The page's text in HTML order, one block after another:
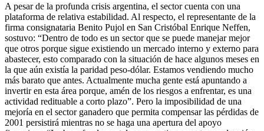
A pesar de la profunda crisis argentina, el sector cuenta con una
plataforma de relativa estabilidad. Al respecto, el representante de la
firma consignataria Benito Pujol en San Cristóbal Enrique Neffen,
sostuvo: “Dentro de todo es un sector que se puede manejar mejor
que otros porque sigue existiendo un mercado interno y externo para
abastecer, esto comparado con la situación de hace algunos meses en
la que aún existía la paridad peso-dólar. Estamos vendiendo mucho
más barato que antes. Actualmente mucha gente está apuntando a
invertir en esta área porque, amén de los riesgos a enfrentar, es una
actividad redituable a corto plazo”. Pero la imposibilidad de una
mejoría en el sector ganadero que permita compensar las pérdidas de
2001 persistirá mientras no se haga una apertura del apoyo